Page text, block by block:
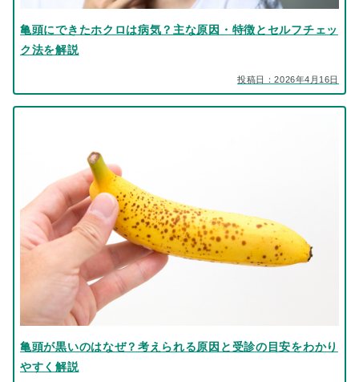
亀頭にできたホクロは病気？主な原因・特徴とセルフチェッ
ク法を解説
投稿日：2026年4月16日
亀頭が黒いのはなぜ？考えられる原因と受診の目安をわかり
やすく解説